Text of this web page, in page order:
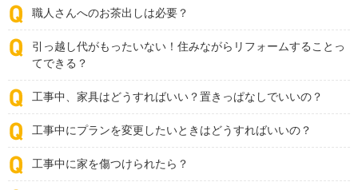
職人さんへのお茶出しは必要？
引っ越し代がもったいない！住みながらリフォームすることっ
てできる？
工事中、家具はどうすればいい？置きっぱなしでいいの？
工事中にプランを変更したいときはどうすればいいの？
工事中に家を傷つけられたら？